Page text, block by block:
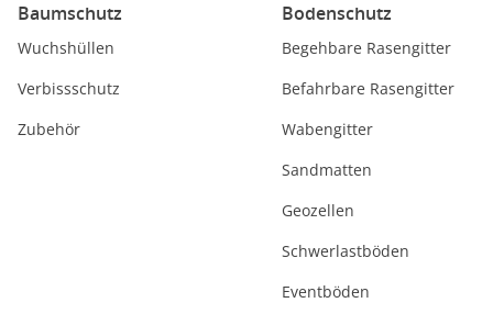
Baumschutz
Wuchshüllen
Verbissschutz
Zubehör
Bodenschutz
Begehbare Rasengitter
Befahrbare Rasengitter
Wabengitter
Sandmatten
Geozellen
Schwerlastböden
Eventböden